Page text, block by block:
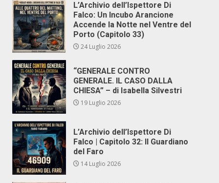
L’Archivio dell’Ispettore Di
Falco: Un Incubo Arancione
Accende la Notte nel Ventre del
Porto (Capitolo 33)
24 Luglio 2026
“GENERALE CONTRO
GENERALE. IL CASO DALLA
CHIESA” – di Isabella Silvestri
19 Luglio 2026
L’Archivio dell’Ispettore Di
Falco | Capitolo 32: Il Guardiano
del Faro
14 Luglio 2026